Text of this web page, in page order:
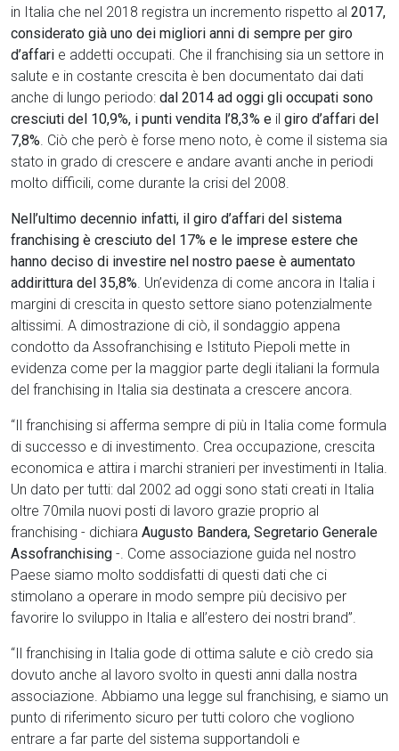
in Italia che nel 2018 registra un incremento rispetto al 2017,
considerato già uno dei migliori anni di sempre per giro
d’affari e addetti occupati. Che il franchising sia un settore in
salute e in costante crescita è ben documentato dai dati
anche di lungo periodo: dal 2014 ad oggi gli occupati sono
cresciuti del 10,9%, i punti vendita l’8,3% e il giro d’affari del
7,8%. Ciò che però è forse meno noto, è come il sistema sia
stato in grado di crescere e andare avanti anche in periodi
molto difficili, come durante la crisi del 2008.
Nell’ultimo decennio infatti, il giro d’affari del sistema
franchising è cresciuto del 17% e le imprese estere che
hanno deciso di investire nel nostro paese è aumentato
addirittura del 35,8%. Un’evidenza di come ancora in Italia i
margini di crescita in questo settore siano potenzialmente
altissimi. A dimostrazione di ciò, il sondaggio appena
condotto da Assofranchising e Istituto Piepoli mette in
evidenza come per la maggior parte degli italiani la formula
del franchising in Italia sia destinata a crescere ancora.
“Il franchising si afferma sempre di più in Italia come formula
di successo e di investimento. Crea occupazione, crescita
economica e attira i marchi stranieri per investimenti in Italia.
Un dato per tutti: dal 2002 ad oggi sono stati creati in Italia
oltre 70mila nuovi posti di lavoro grazie proprio al
franchising - dichiara Augusto Bandera, Segretario Generale
Assofranchising -. Come associazione guida nel nostro
Paese siamo molto soddisfatti di questi dati che ci
stimolano a operare in modo sempre più decisivo per
favorire lo sviluppo in Italia e all’estero dei nostri brand”.
“Il franchising in Italia gode di ottima salute e ciò credo sia
dovuto anche al lavoro svolto in questi anni dalla nostra
associazione. Abbiamo una legge sul franchising, e siamo un
punto di riferimento sicuro per tutti coloro che vogliono
entrare a far parte del sistema supportandoli e